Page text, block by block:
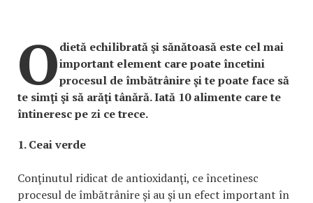
Odietă echilibrată şi sănătoasă este cel mai
important element care poate încetini
procesul de îmbătrânire şi te poate face să
te simţi şi să arăţi tânără. Iată 10 alimente care te
întineresc pe zi ce trece.
1. Ceai verde
Conţinutul ridicat de antioxidanţi, ce încetinesc
procesul de îmbătrânire şi au şi un efect important în